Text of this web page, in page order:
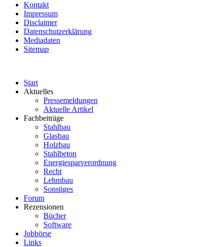
Kontakt
Impressum
Disclaimer
Datenschutzerklärung
Mediadaten
Sitemap
Start
Aktuelles
Pressemeldungen
Aktuelle Artikel
Fachbeiträge
Stahlbau
Glasbau
Holzbau
Stahlbeton
Energiesparverordnung
Recht
Lehmbau
Sonstiges
Forum
Rezensionen
Bücher
Software
Jobbörse
Links